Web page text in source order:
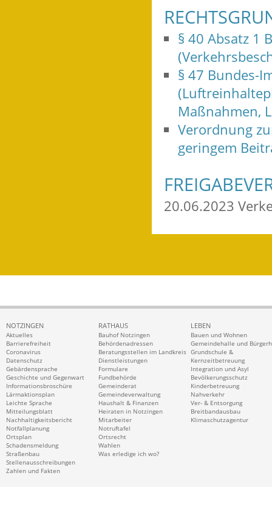
§ 40 Absatz 1
§ 47 Bundes-
Maßnahmen,
Verordnung
geringem
20.06.2023
NOTZINGEN
Aktuelles
Barrierefreiheit
Coronavirus
Datenschutz
Gebärdensprache
Geschichte und Gegenwart
Informationsbroschüre
Lärmaktionsplan
Leichte Sprache
Mitteilungsblatt
Nachhaltigkeitsbericht
Notfallplanung
Ortsplan
Schadensmeldung
Straßenbau
Stellenausschreibungen
Zahlen und Fakten
RATHAUS
Bauhof Notzingen
Behördenadressen
Beratungsstellen im Landkreis
Dienstleistungen
Formulare
Fundbehörde
Gemeinderat
Gemeindeverwaltung
Haushalt & Finanzen
Heiraten in Notzingen
Mitarbeiter
Notruftafel
Ortsrecht
Wahlen
Was erledige ich wo?
LEBEN
Bauen und Wohnen
Gemeindehalle und
Grundschule &
Kernzeitbetreuung
Integration und Asyl
Bevölkerungsschutz
Kinderbetreuung
Nahverkehr
Ver- & Entsorgung
Breitbandausbau
Klimaschutzagentur